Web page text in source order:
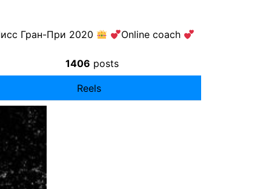
Гран-При 2020
Online coach
1406 posts
Reels